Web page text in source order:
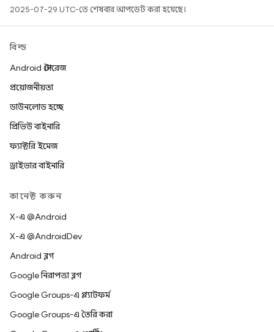
2025-07-29 UTC-তে শেষবার আপডেট করা হয়েছে।
বিল্ড
Android স্টোরেজ
প্রয়োজনীয়তা
ডাউনলোড হচ্ছে
প্রিভিউ বাইনারি
ফ্যাক্টরি ইমেজ
ড্রাইভার বাইনারি
কানেক্ট করুন
X-এ @Android
X-এ @AndroidDev
Android ব্লগ
Google নিরাপত্তা ব্লগ
Google Groups-এ প্ল্যাটফর্ম
Google Groups-এ তৈরি করা